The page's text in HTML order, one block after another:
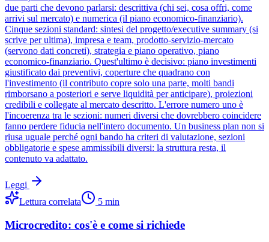
due parti che devono parlarsi: descrittiva (chi sei, cosa offri, come
arrivi sul mercato) e numerica (il piano economico-finanziario).
Cinque sezioni standard: sintesi del progetto/executive summary (si
scrive per ultima), impresa e team, prodotto-servizio-mercato
(servono dati concreti), strategia e piano operativo, piano
economico-finanziario. Quest'ultimo è decisivo: piano investimenti
giustificato dai preventivi, coperture che quadrano con
l'investimento (il contributo copre solo una parte, molti bandi
rimborsano a posteriori e serve liquidità per anticipare), proiezioni
credibili e collegate al mercato descritto. L'errore numero uno è
l'incoerenza tra le sezioni: numeri diversi che dovrebbero coincidere
fanno perdere fiducia nell'intero documento. Un business plan non si
riusa uguale perché ogni bando ha criteri di valutazione, sezioni
obbligatorie e spese ammissibili diversi: la struttura resta, il
contenuto va adattato.
Leggi
Lettura correlata
5 min
Microcredito: cos'è e come si richiede